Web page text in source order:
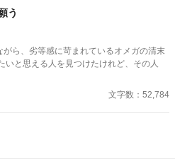
ってきたんだから、君を傷つけたりはしな
招待状を送る。必ず来て、席につけよ。」
を拝見し、大変申し訳なく思っておりま
勉強しており、この文章はAI作品ではあり
ソフトを使用しています。 もし読んでくだ
な点をご指摘いただけましたら、 本当に
う
がら、劣等感に苛まれているオメガの清末
いと思える人を見つけたけれど、その人
文字数：52,784